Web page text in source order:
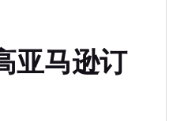
马逊订